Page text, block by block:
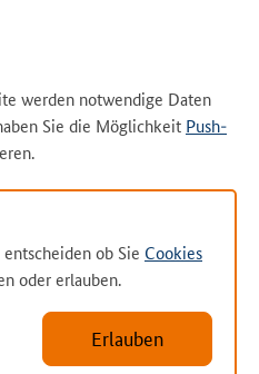
werden notwendige Daten
Sie die Möglichkeit Push-
ob Sie Cookies
oder erlauben.
Erlauben